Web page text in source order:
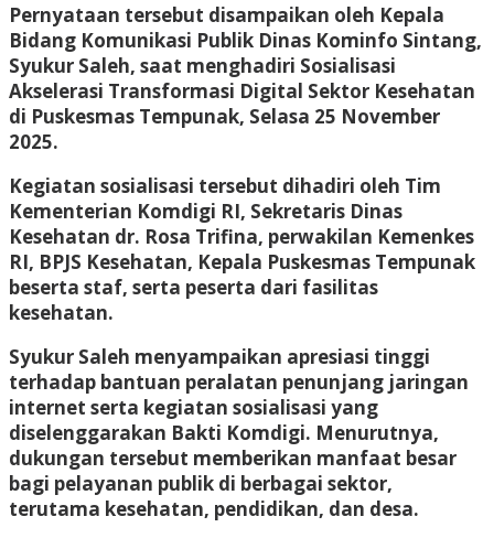
Pernyataan tersebut disampaikan oleh Kepala
Bidang Komunikasi Publik Dinas Kominfo Sintang,
Syukur Saleh, saat menghadiri Sosialisasi
Akselerasi Transformasi Digital Sektor Kesehatan
di Puskesmas Tempunak, Selasa 25 November
2025.
Kegiatan sosialisasi tersebut dihadiri oleh Tim
Kementerian Komdigi RI, Sekretaris Dinas
Kesehatan dr. Rosa Trifina, perwakilan Kemenkes
RI, BPJS Kesehatan, Kepala Puskesmas Tempunak
beserta staf, serta peserta dari fasilitas
kesehatan.
Syukur Saleh menyampaikan apresiasi tinggi
terhadap bantuan peralatan penunjang jaringan
internet serta kegiatan sosialisasi yang
diselenggarakan Bakti Komdigi. Menurutnya,
dukungan tersebut memberikan manfaat besar
bagi pelayanan publik di berbagai sektor,
terutama kesehatan, pendidikan, dan desa.